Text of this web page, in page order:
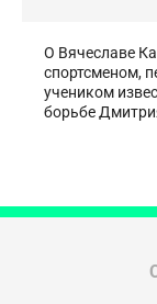
О Вячеславе
спортсменом,
учеником
борьбе